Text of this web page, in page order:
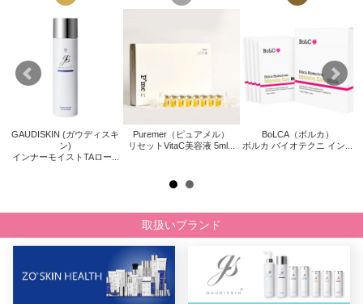
GAUDISKIN (ガウディスキ
ン)
インナーモイストTAロー...
Puremer（ピュアメル）
リセットVitaC美容液 5ml...
BoLCA（ボルカ）
ボルカ バイオテクニ イン...
取扱いブランド